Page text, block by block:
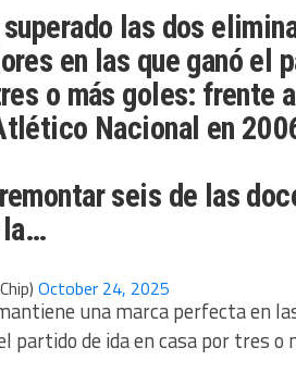
las dos
en las que ganó el
o más goles: frente a
Nacional en
seis de las
la…
October 24, 2025
una marca perfecta en
partido de ida en casa por tres o